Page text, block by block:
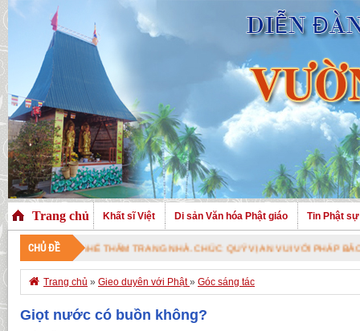
Trang chủ Khất sĩ Việt Di sản Văn hóa Phật giáo Tin Phật sự
CHỦ ĐỀ
VỊ ĐÃ GHÉ THĂM TRANG NHÀ. CHÚC QUÝ VỊ AN VUI VỚI PHÁP BẢO CAO
 Trang chủ » Gieo duyên với Phật» Góc sáng tác
Giọt nước có buồn không?